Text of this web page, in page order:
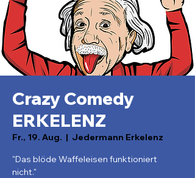
Crazy Comedy
ERKELENZ
Fr., 19. Aug.
  |
Jedermann Erkelenz
"Das blöde Waffeleisen funktioniert
nicht."